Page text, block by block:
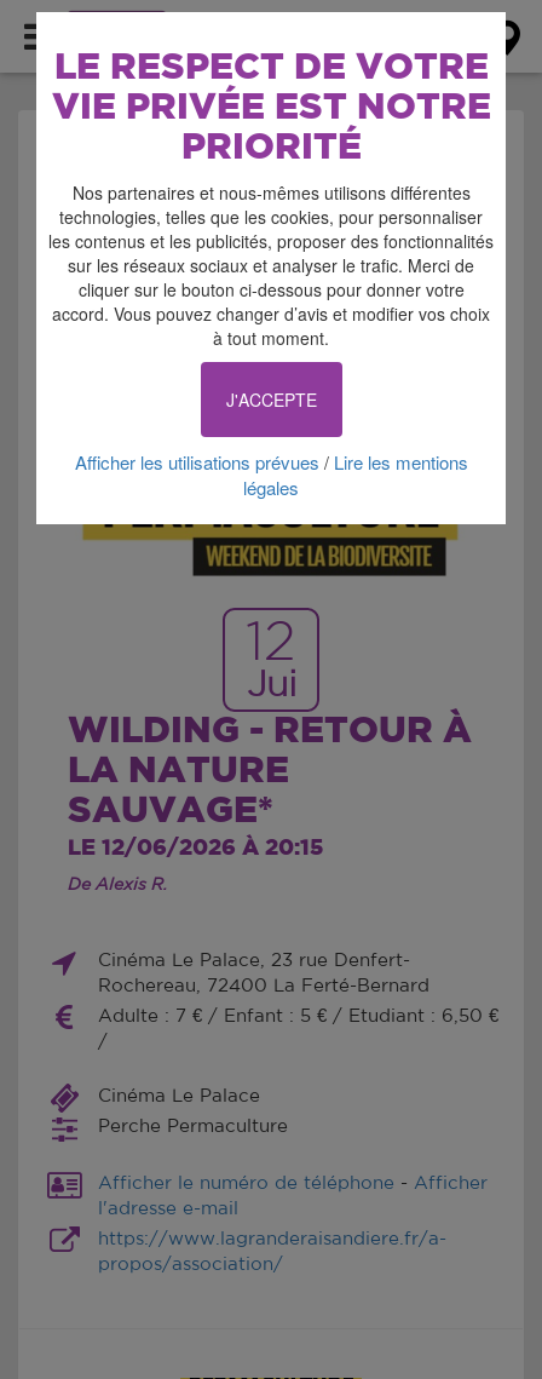
LE RESPECT DE VOTRE
VIE PRIVÉE EST NOTRE
PRIORITÉ
Nos partenaires et nous-mêmes utilisons différentes
technologies, telles que les cookies, pour personnaliser
les contenus et les publicités, proposer des fonctionnalités
sur les réseaux sociaux et analyser le trafic. Merci de
cliquer sur le bouton ci-dessous pour donner votre
accord. Vous pouvez changer d’avis et modifier vos choix
à tout moment.
J'ACCEPTE
Afficher les utilisations prévues / Lire les mentions
légales
AGENDA > CINEMA -
PROJECTION
12
Jui
WILDING - RETOUR À
LA NATURE
SAUVAGE*
LE 12/06/2026 À 20:15
De Alexis R.
Cinéma Le Palace, 23 rue Denfert-
Rochereau, 72400 La Ferté-Bernard
Adulte : 7 € / Enfant : 5 € / Etudiant : 6,50 €
/
Cinéma Le Palace
Perche Permaculture
Afficher le numéro de téléphone - Afficher
l'adresse e-mail
https://www.lagranderaisandiere.fr/a-
propos/association/